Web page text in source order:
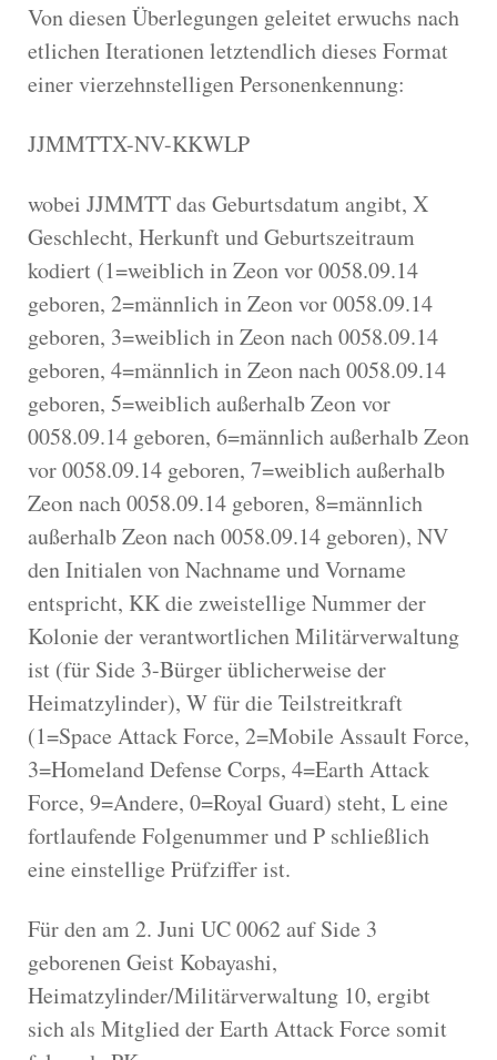
Von diesen Überlegungen geleitet erwuchs nach
etlichen Iterationen letztendlich dieses Format
einer vierzehnstelligen Personenkennung:
JJMMTTX-NV-KKWLP
wobei JJMMTT das Geburtsdatum angibt, X
Geschlecht, Herkunft und Geburtszeitraum
kodiert (1=weiblich in Zeon vor 0058.09.14
geboren, 2=männlich in Zeon vor 0058.09.14
geboren, 3=weiblich in Zeon nach 0058.09.14
geboren, 4=männlich in Zeon nach 0058.09.14
geboren, 5=weiblich außerhalb Zeon vor
0058.09.14 geboren, 6=männlich außerhalb Zeon
vor 0058.09.14 geboren, 7=weiblich außerhalb
Zeon nach 0058.09.14 geboren, 8=männlich
außerhalb Zeon nach 0058.09.14 geboren), NV
den Initialen von Nachname und Vorname
entspricht, KK die zweistellige Nummer der
Kolonie der verantwortlichen Militärverwaltung
ist (für Side 3-Bürger üblicherweise der
Heimatzylinder), W für die Teilstreitkraft
(1=Space Attack Force, 2=Mobile Assault Force,
3=Homeland Defense Corps, 4=Earth Attack
Force, 9=Andere, 0=Royal Guard) steht, L eine
fortlaufende Folgenummer und P schließlich
eine einstellige Prüfziffer ist.
Für den am 2. Juni UC 0062 auf Side 3
geborenen Geist Kobayashi,
Heimatzylinder/Militärverwaltung 10, ergibt
sich als Mitglied der Earth Attack Force somit